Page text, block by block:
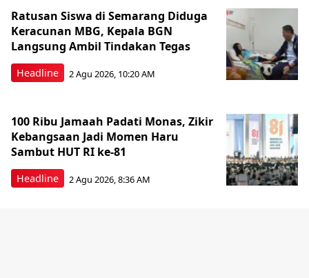
Headline
Ratusan Siswa di Semarang Diduga
Keracunan MBG, Kepala BGN
Langsung Ambil Tindakan Tegas
2 Agu 2026, 10:20 AM
Headline
100 Ribu Jamaah Padati Monas, Zikir
Kebangsaan Jadi Momen Haru
Sambut HUT RI ke-81
2 Agu 2026, 8:36 AM